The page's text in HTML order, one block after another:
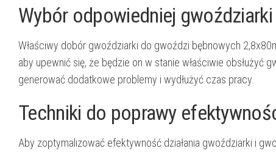
Wybór odpowiedniej gwoździarki
Właściwy dobór gwoździarki do gwoździ bębnowych
aby upewnić się, że będzie on w stanie właściwie
generować dodatkowe problemy i wydłużyć czas pracy.
Techniki do poprawy
Aby zoptymalizować efektywność działania gwoździarki i